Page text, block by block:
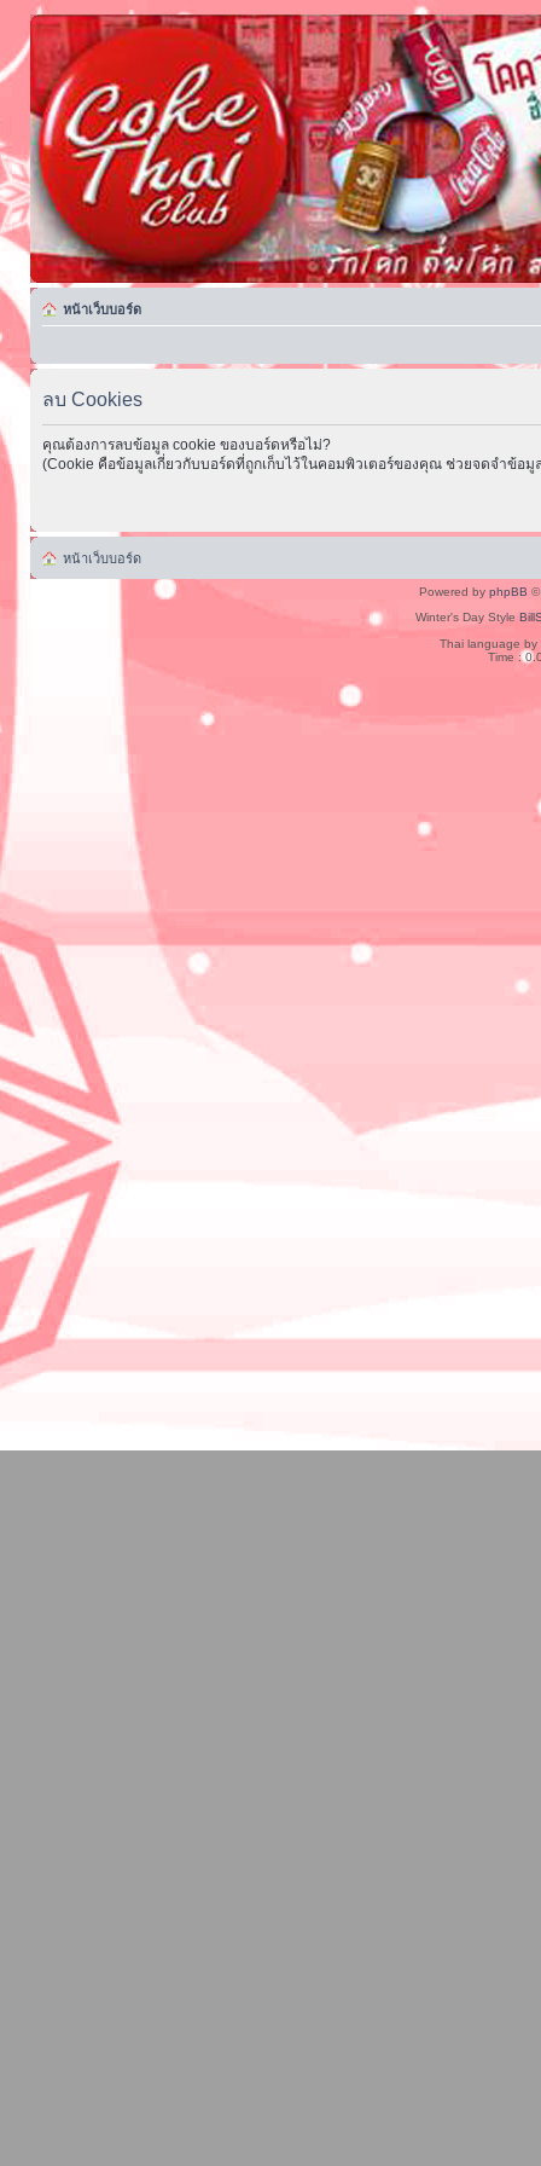
หน้าเว็บบอร์ด
ลบ Cookies
คุณต้องการลบข้อมูล cookie ของบอร์ดหรือไม่?
(Cookie คือข้อมูลเกี่ยวกับบอร์ดที่ถูกเก็บไว้ในคอมพิวเตอร์ของคุณ ช่วยจดจำข้อมู
หน้าเว็บบอร์ด
Powered by phpBB ©
Winter's Day Style
Thai language by
Time :